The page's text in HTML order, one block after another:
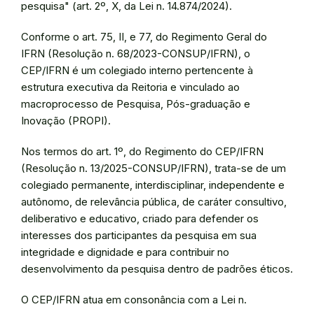
pesquisa" (art. 2º, X, da Lei n. 14.874/2024).
Conforme o art. 75, II, e 77, do Regimento Geral do
IFRN (Resolução n. 68/2023-CONSUP/IFRN), o
CEP/IFRN é um colegiado interno pertencente à
estrutura executiva da Reitoria e vinculado ao
macroprocesso de Pesquisa, Pós-graduação e
Inovação (PROPI).
Nos termos do art. 1º, do Regimento do CEP/IFRN
(Resolução n. 13/2025-CONSUP/IFRN), trata-se de um
colegiado permanente, interdisciplinar, independente e
autônomo, de relevância pública, de caráter consultivo,
deliberativo e educativo, criado para defender os
interesses dos participantes da pesquisa em sua
integridade e dignidade e para contribuir no
desenvolvimento da pesquisa dentro de padrões éticos.
O CEP/IFRN atua em consonância com a Lei n.